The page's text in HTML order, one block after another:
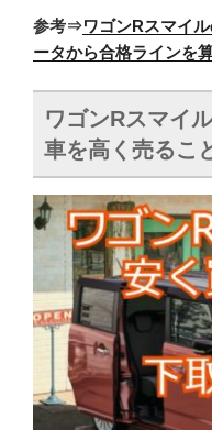
参考⇒ワゴンRスマイ
ータから合格ラインを
ワゴンRスマイ
車を高く売るこ